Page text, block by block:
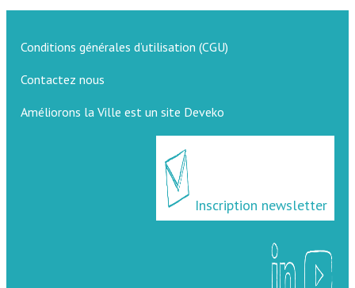
Conditions générales d’utilisation (CGU)
Contactez nous
Améliorons la Ville est un site Deveko
Inscription newsletter